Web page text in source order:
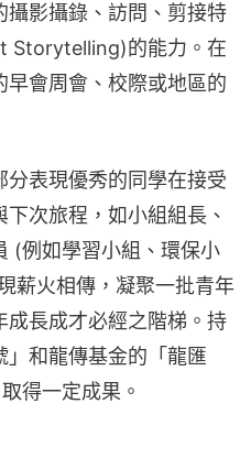
攝影攝錄、訪問、剪接特
Storytelling)的能力。在
會周會、校際或地區的
表現優秀的同學在接受
次旅程，如小組組長、
(例如學習小組、環保小
薪火相傳，凝聚一批青年
成長成才必經之階梯。持
和龍傳基金的「龍匯
得一定成果。